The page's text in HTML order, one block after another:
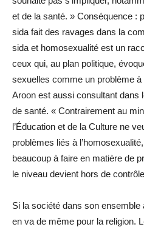
et de la santé. » Conséquence :
sida fait des ravages dans la
sida et homosexualité est un
ceux qui, au plan politique,
sexuelles comme un problème
Aroon est aussi consultant dans
de santé. « Contrairement au
l’Éducation et de la Culture ne
problèmes liés à
beaucoup à faire en matière de
le niveau devient hors de
Si la société dans son
en va de même pour la religion.